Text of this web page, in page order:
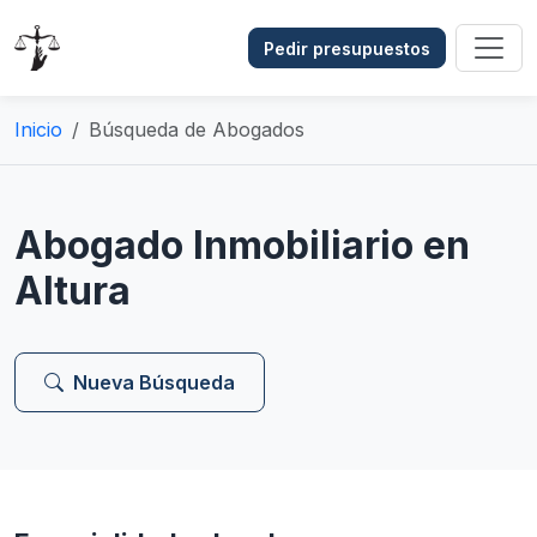
Pedir presupuestos
Inicio Búsqueda de Abogados
Abogado Inmobiliario en
Altura
Nueva Búsqueda